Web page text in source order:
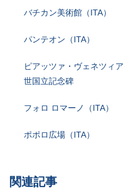
バチカン美術館（ITA）
パンテオン（ITA）
ピアッツァ・ヴェネツィ
世国立記念碑
フォロ ロマーノ（ITA）
ポポロ広場（ITA）
関連記事